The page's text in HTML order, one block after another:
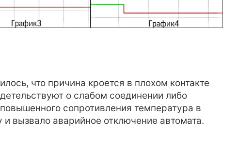
что причина кроется в плохом контакте
о слабом соединении либо
сопротивления температура в
вызвало аварийное отключение автомата.